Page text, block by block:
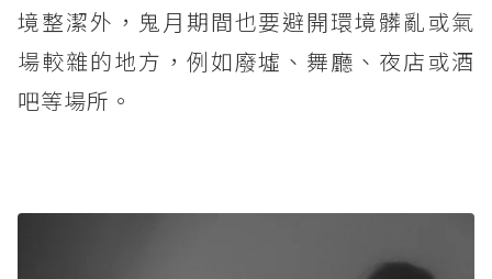
境整潔外，鬼月期間也要避開環境髒亂或氣
場較雜的地方，例如廢墟、舞廳、夜店或酒
吧等場所。